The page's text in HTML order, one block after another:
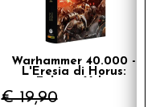
Warhammer 40.000 -
L'Eresia di Horus:
€ 19,90